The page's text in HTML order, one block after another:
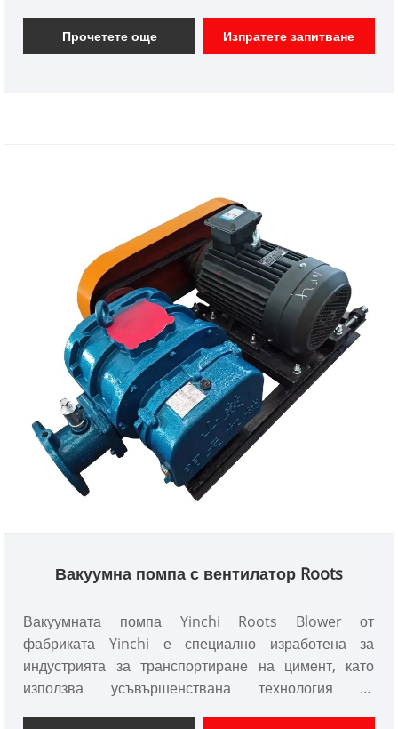
цимент от камиони, като същевременно поддържа
отрицателно налягане вътре в резервоара,
Прочетете още Изпратете запитване
Вакуумна помпа с вентилатор Roots
Вакуумната помпа Yinchi Roots Blower от
фабриката Yinchi е специално изработена за
индустрията за транспортиране на цимент, като
използва усъвършенствана технология за